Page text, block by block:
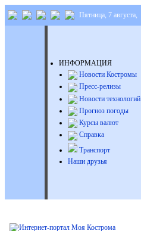
Пятница, 7 августа,
ИНФОРМАЦИЯ
Новости Костромы
Пресс-релизы
Новости технологий
Прогноз погоды
Курсы валют
Справка
Транспорт
Наши друзья